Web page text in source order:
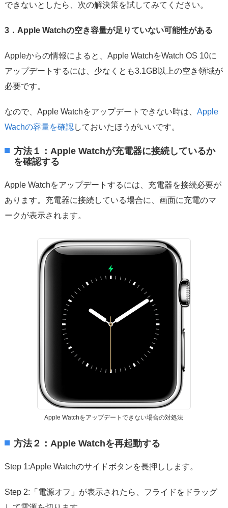
できないとしたら、次の解決策を試してみてください。
3．Apple Watchの空き容量が足りていない可能性がある
Appleからの情報によると、Apple WatchをWatch OS 10に
アップデートするには、少なくとも3.1GB以上の空き領域が
必要です。
なので、Apple Watchをアップデートできない時は、 Apple
Wachの容量を確認しておいたほうがいいです。
方法１：Apple Watchが充電器に接続しているか
を確認する
Apple Watchをアップデートするには、充電器を接続必要が
あります。充電器に接続している場合に、画面に充電のマ
ークが表示されます。
Apple Watchをアップデートできない場合の対処法
方法２：Apple Watchを再起動する
Step 1:Apple Watchのサイドボタンを長押しします。
Step 2:「電源オフ」が表示されたら、フライドをドラッグ